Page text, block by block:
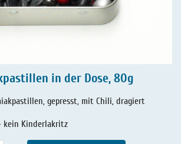
in der Dose, 80g
gepresst, mit Chili, dragiert
kein Kinderlakritz